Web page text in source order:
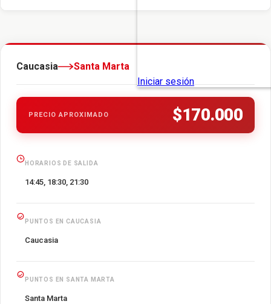
Caucasia Santa Marta
PRECIO APROXIMADO $170.000
HORARIOS DE SALIDA
14:45, 18:30, 21:30
PUNTOS EN CAUCASIA
Caucasia
PUNTOS EN SANTA MARTA
Santa Marta